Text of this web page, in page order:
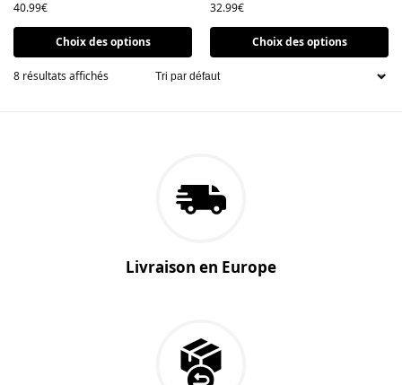
40.99€
Choix des options
32.99€
Choix des options
8 résultats affichés
Livraison en Europe